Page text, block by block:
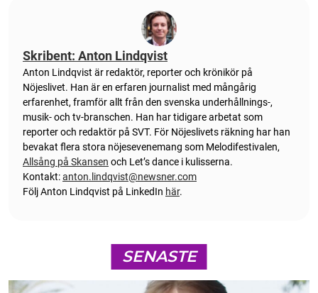
Skribent: Anton Lindqvist
Anton Lindqvist är redaktör, reporter och krönikör på
Nöjeslivet. Han är en erfaren journalist med mångårig
erfarenhet, framför allt från den svenska underhållnings-,
musik- och tv-branschen. Han har tidigare arbetat som
reporter och redaktör på SVT. För Nöjeslivets räkning har han
bevakat flera stora nöjesevenemang som Melodifestivalen,
Allsång på Skansen och Let’s dance i kulisserna.
Kontakt:anton.lindqvist@newsner.com
Följ Anton Lindqvist på LinkedIn här.
SENASTE